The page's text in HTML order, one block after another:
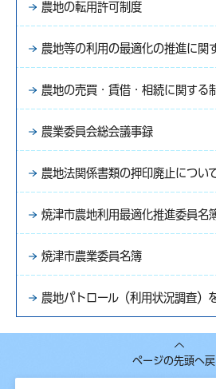
農地の転用許可制度
農地等の利用の最適化の推進に関
農地の売買・賃借・相続に関する
農業委員会総会議事録
農地法関係書類の押印廃止につい
焼津市農地利用最適化推進委員名
焼津市農業委員名簿
農地パトロール（利用状況調査）
ページの先頭へ